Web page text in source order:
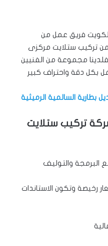
فريق عمل من
من تركيب ستلايت مركزى
مجموعة من الفنيين
بكل دقة واحتراف كبير
تركيب ستلايت
البرمجة والتوليف
رخيصة وتكون الاستاندات